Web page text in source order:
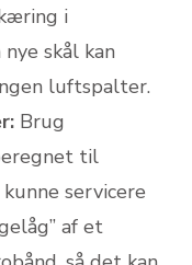
i
skål kan
luftspalter.
Brug
til
servicere
af et